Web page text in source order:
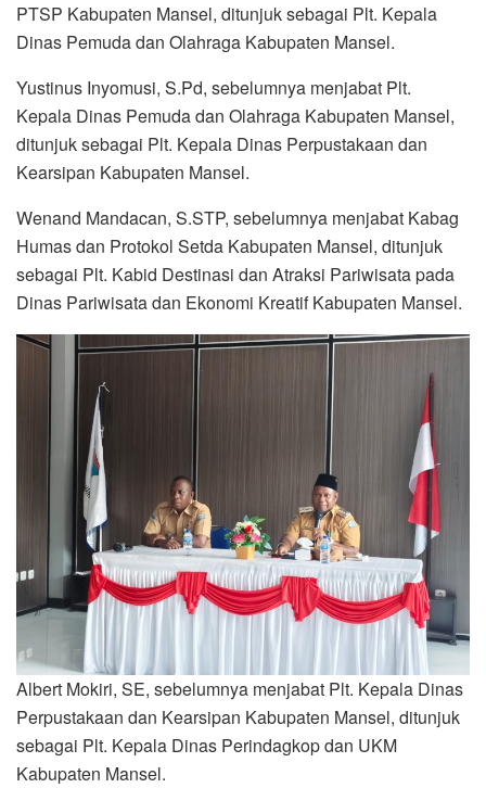
PTSP Kabupaten Mansel, ditunjuk sebagai Plt. Kepala
Dinas Pemuda dan Olahraga Kabupaten Mansel.
Yustinus Inyomusi, S.Pd, sebelumnya menjabat Plt.
Kepala Dinas Pemuda dan Olahraga Kabupaten Mansel,
ditunjuk sebagai Plt. Kepala Dinas Perpustakaan dan
Kearsipan Kabupaten Mansel.
Wenand Mandacan, S.STP, sebelumnya menjabat Kabag
Humas dan Protokol Setda Kabupaten Mansel, ditunjuk
sebagai Plt. Kabid Destinasi dan Atraksi Pariwisata pada
Dinas Pariwisata dan Ekonomi Kreatif Kabupaten Mansel.
Albert Mokiri, SE, sebelumnya menjabat Plt. Kepala Dinas
Perpustakaan dan Kearsipan Kabupaten Mansel, ditunjuk
sebagai Plt. Kepala Dinas Perindagkop dan UKM
Kabupaten Mansel.